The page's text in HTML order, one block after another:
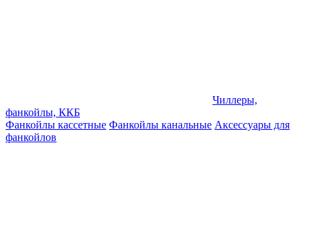
Чиллеры,
фанкойлы, ККБ
Фанкойлы кассетные Фанкойлы канальные Аксессуары для
фанкойлов